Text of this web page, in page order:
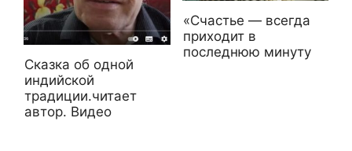
Сказка об одной
индийской
традиции.читает
автор. Видео
«Счастье — всегда
приходит в
последнюю минуту